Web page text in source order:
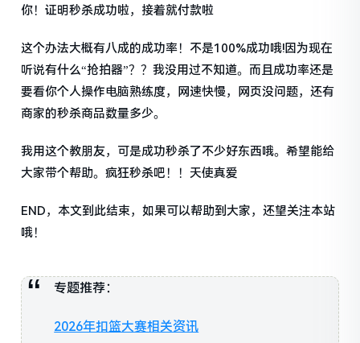
你！证明秒杀成功啦，接着就付款啦
这个办法大概有八成的成功率！不是100%成功哦!因为现在
听说有什么“抢拍器”？？我没用过不知道。而且成功率还是
要看你个人操作电脑熟练度，网速快慢，网页没问题，还有
商家的秒杀商品数量多少。
我用这个教朋友，可是成功秒杀了不少好东西哦。希望能给
大家带个帮助。疯狂秒杀吧！！天使真爱
END，本文到此结束，如果可以帮助到大家，还望关注本站
哦！
专题推荐：
2026年扣篮大赛相关资讯